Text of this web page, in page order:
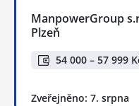
ManpowerGroup
Plzeň
54 000 – 57 999
Zveřejněno: 7. srpna